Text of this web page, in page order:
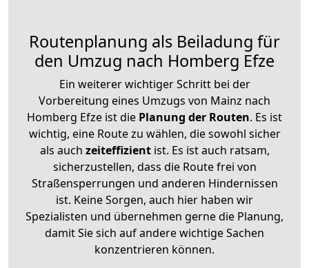
Routenplanung als Beiladung für
den Umzug nach Homberg Efze
Ein weiterer wichtiger Schritt bei der
Vorbereitung eines Umzugs von Mainz nach
Homberg Efze ist die Planung der Routen. Es ist
wichtig, eine Route zu wählen, die sowohl sicher
als auch zeiteffizientist. Es ist auch ratsam,
sicherzustellen, dass die Route frei von
Straßensperrungen und anderen Hindernissen
ist. Keine Sorgen, auch hier haben wir
Spezialisten und übernehmen gerne die Planung,
damit Sie sich auf andere wichtige Sachen
konzentrieren können.